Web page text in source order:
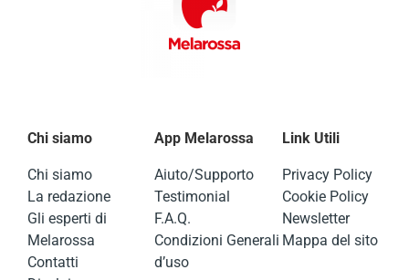
Chi siamo
Chi siamo
La redazione
Gli esperti di
Melarossa
Contatti
App Melarossa
Aiuto/Supporto
Testimonial
F.A.Q.
Condizioni Generali
d’uso
Link Utili
Privacy Policy
Cookie Policy
Newsletter
Mappa del sito